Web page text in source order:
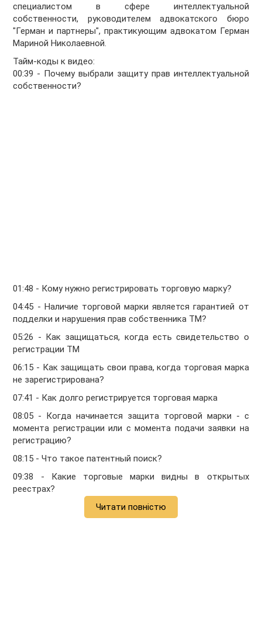
специалистом в сфере интеллектуальной
собственности, руководителем адвокатского бюро
"Герман и партнеры", практикующим адвокатом Герман
Мариной Николаевной.
Тайм-коды к видео:
00:39 - Почему выбрали защиту прав интеллектуальной
собственности?
01:48 - Кому нужно регистрировать торговую марку?
04:45 - Наличие торговой марки является гарантией от
подделки и нарушения прав собственника ТМ?
05:26 - Как защищаться, когда есть свидетельство о
регистрации ТМ
06:15 - Как защищать свои права, когда торговая марка
не зарегистрирована?
07:41 - Как долго регистрируется торговая марка
08:05 - Когда начинается защита торговой марки - с
момента регистрации или с момента подачи заявки на
регистрацию?
08:15 - Что такое патентный поиск?
09:38 - Какие торговые марки видны в открытых
реестрах?
Читати повністю